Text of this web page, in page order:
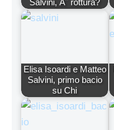
Salvini, Ã¨ rottura?
Elisa Isoardi e Matteo
Salvini, primo bacio
su Chi